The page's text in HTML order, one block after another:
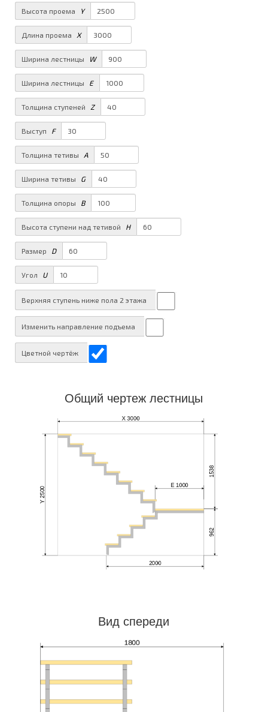
Высота проема Y
Длина проема X
Ширина лестницы W
Ширина лестницы E
Толщина ступеней Z
Выступ F
Толщина тетивы A
Ширина тетивы G
Толщина опоры B
Высота ступени над тетивой H
Размер D
Угол U
Верхняя ступень ниже пола 2 этажа
Изменить направление подъема
Цветной чертёж
Общий чертеж лестницы
Вид спереди